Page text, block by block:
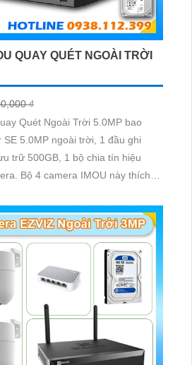
QUAY QUÉT NGOÀI TRỜI
₫
Quét Ngoài Trời 5.0MP bao
5.0MP ngoài trời, 1 đầu ghi
trữ 500GB, 1 bộ chia tín hiệu
Bộ 4 camera IMOU này thích